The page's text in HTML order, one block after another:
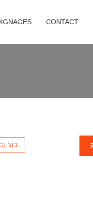
CONTACT